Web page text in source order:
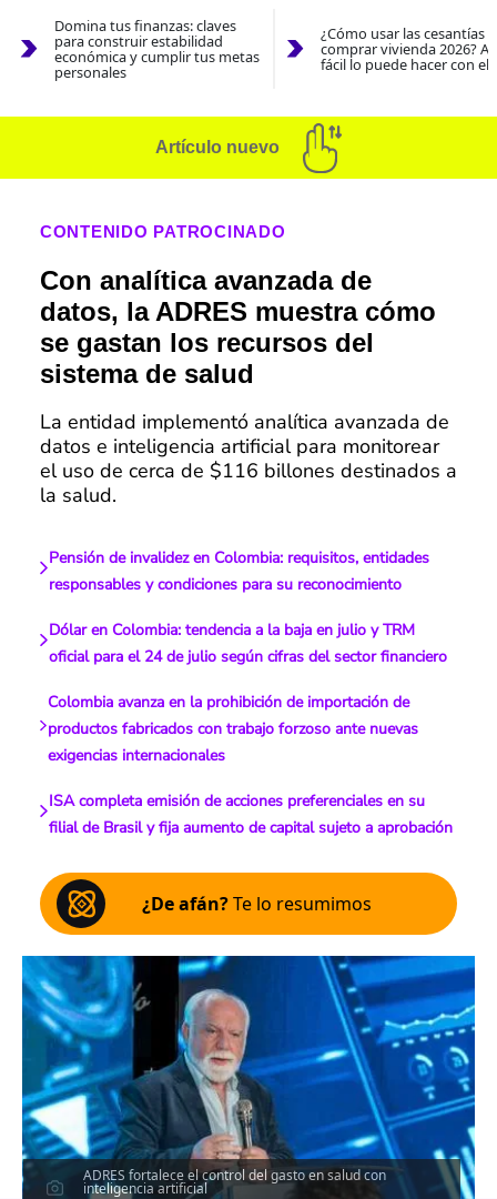
Domina tus finanzas: claves
para construir estabilidad
económica y cumplir tus metas
personales
¿Cómo usar las cesantías
comprar vivienda 2026?
fácil lo puede hacer con el
Artículo nuevo
CONTENIDO PATROCINADO
Con analítica avanzada de
datos, la ADRES muestra cómo
se gastan los recursos del
sistema de salud
La entidad implementó analítica avanzada de
datos e inteligencia artificial para monitorear
el uso de cerca de $116 billones destinados a
la salud.
Pensión de invalidez en Colombia: requisitos, entidades
responsables y condiciones para su reconocimiento
Dólar en Colombia: tendencia a la baja en julio y TRM
oficial para el 24 de julio según cifras del sector financiero
Colombia avanza en la prohibición de importación de
productos fabricados con trabajo forzoso ante nuevas
exigencias internacionales
ISA completa emisión de acciones preferenciales en su
filial de Brasil y fija aumento de capital sujeto a aprobación
¿De afán?Te lo resumimos
ADRES fortalece el control del gasto en salud con
inteligencia artificial